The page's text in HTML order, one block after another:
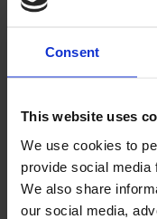
Consent
This website uses
We use cookies to
provide social media
We also share
our social media,